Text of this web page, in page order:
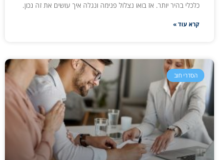
כלכלי בהיר יותר. אז בואו נצלול פנימה ונגלה איך עושים את זה נכון.
קרא עוד »
הסדרי חוב